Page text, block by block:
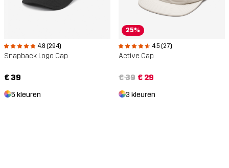
4.8 (294)
Snapback Logo Cap
€ 39
5 kleuren
25%
4.5 (27)
Active Cap
€ 39 € 29
3 kleuren